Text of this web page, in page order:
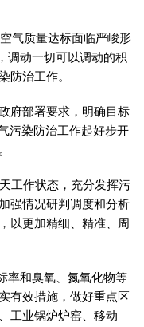
气质量达标面临严峻形
调动一切可以调动的积
防治工作。
部署要求，明确目标
污染防治工作起好步开
作状态，充分发挥污
强情况研判调度和分析
以更加精细、精准、周
和臭氧、氮氧化物等
有效措施，做好重点区
工业锅炉炉窑、移动